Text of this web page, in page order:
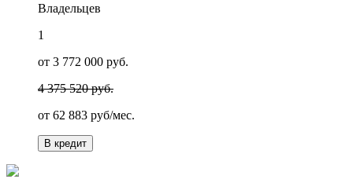
Владельцев
1
от 3 772 000 руб.
4 375 520 руб.
от 62 883 руб/мес.
В кредит